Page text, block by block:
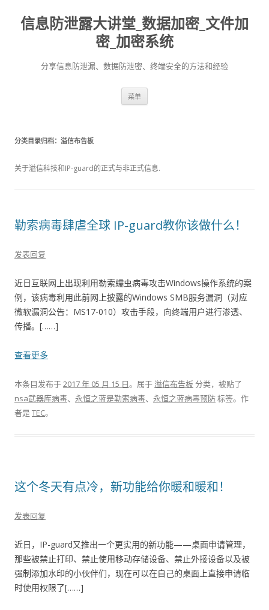
信息防泄露大讲堂_数据加密_文件加
密_加密系统
分享信息防泄漏、数据防泄密、终端安全的方法和经验
菜单
分类目录归档： 溢信布告板
关于溢信科技和IP-guard的正式与非正式信息.
勒索病毒肆虐全球 IP-guard教你该做什么！
发表回复
近日互联网上出现利用勒索蠕虫病毒攻击Windows操作系统的案
例，该病毒利用此前网上披露的Windows SMB服务漏洞（对应
微软漏洞公告：MS17-010）攻击手段，向终端用户进行渗透、
传播。[……]
查看更多
本条目发布于2017 年 05 月 15 日。属于溢信布告板 分类，被贴了
nsa武器库病毒、 永恒之蓝是勒索病毒、 永恒之蓝病毒预防标签。 作
者是TEC。
这个冬天有点冷，新功能给你暖和暖和！
发表回复
近日，IP-guard又推出一个更实用的新功能——桌面申请管理，
那些被禁止打印、禁止使用移动存储设备、禁止外接设备以及被
强制添加水印的小伙伴们，现在可以在自己的桌面上直接申请临
时使用权限了[……]